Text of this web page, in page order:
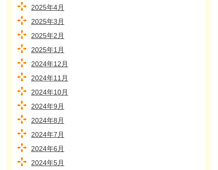
2025年4月
2025年3月
2025年2月
2025年1月
2024年12月
2024年11月
2024年10月
2024年9月
2024年8月
2024年7月
2024年6月
2024年5月